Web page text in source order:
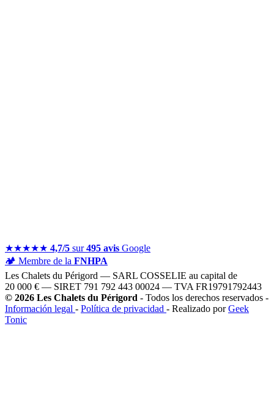
★★★★★ 4,7/5 sur495 avis Google
🏕️ Membre de la FNHPA
Les Chalets du Périgord — SARL COSSELIE au capital de
20 000 € — SIRET 791 792 443 00024 — TVA FR19791792443
© 2026 Les Chalets du Périgord - Todos los derechos reservados -
Información legal - Política de privacidad - Realizado porGeek
Tonic